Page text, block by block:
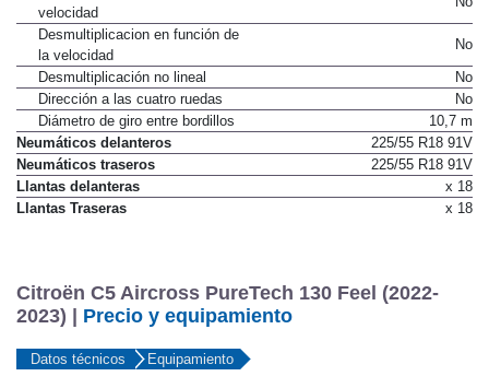
velocidad
Desmultiplicacion en función de
la velocidad
No
Desmultiplicación no lineal
No
Dirección a las cuatro ruedas
No
Diámetro de giro entre bordillos
10,7 m
Neumáticos delanteros
225/55 R18 91V
Neumáticos traseros
225/55 R18 91V
Llantas delanteras
x 18
Llantas Traseras
x 18
Citroën C5 Aircross PureTech 130 Feel (2022-
2023) | Precio y equipamiento
Datos técnicos Equipamiento